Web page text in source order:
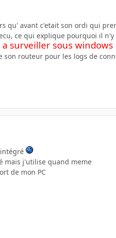
qu' avant c'etait son ordi qui
ce qui explique pourquoi il
a surveiller sous windows
routeur pour les logs de
mais j'utilise quand meme
de mon PC